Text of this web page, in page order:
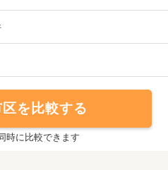
を比較する
時に比較できます